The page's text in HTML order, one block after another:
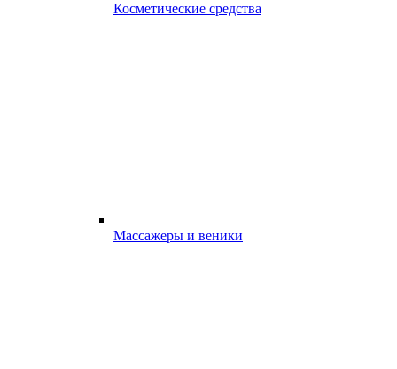
Косметические средства
Массажеры и веники